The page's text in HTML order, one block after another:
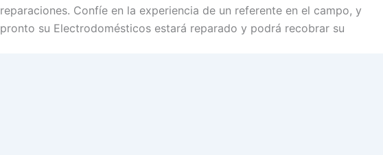
reparaciones. Confíe en la experiencia de un referente en el campo, y
pronto su Electrodomésticos estará reparado y podrá recobrar su